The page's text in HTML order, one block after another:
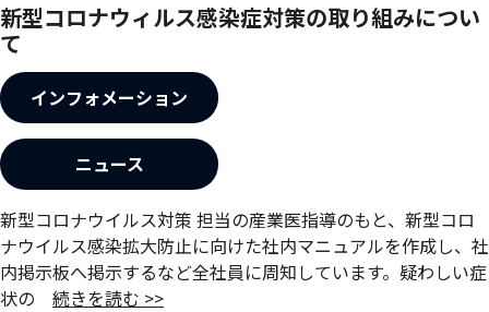
新型コロナウィルス感染症対策の取り組みについ
て
インフォメーション
ニュース
新型コロナウイルス対策 担当の産業医指導のもと、新型コロ
ナウイルス感染拡大防止に向けた社内マニュアルを作成し、社
内掲示板へ掲示するなど全社員に周知しています。疑わしい症
状の 続きを読む >>